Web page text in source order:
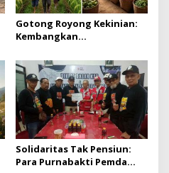
Gotong Royong Kekinian:
Kembangkan
Ketahanan Nasional
Solidaritas Tak Pensiun:
Para Purnabakti Pemda